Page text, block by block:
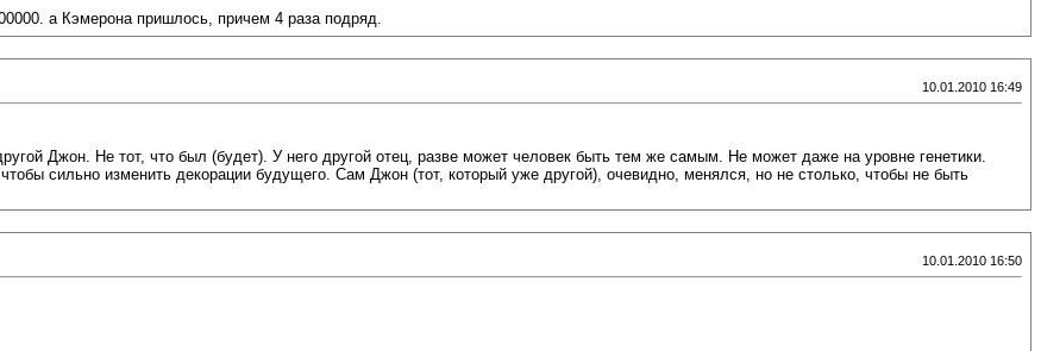
а Кэмерона пришлось, причем 4 раза подряд.
10.01.2010 16:49
Джон. Не тот, что был (будет). У него другой отец, разве может человек быть тем же самым. Не может даже на уровне генетики.
сильно изменить декорации будущего. Сам Джон (тот, который уже другой), очевидно, менялся, но не столько, чтобы не быть
10.01.2010 16:50